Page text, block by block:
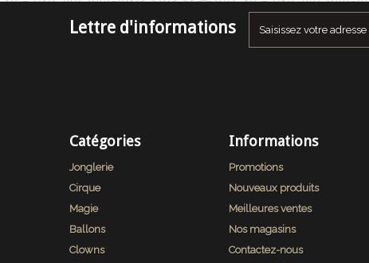
Lettre d'informations
Catégories
Jonglerie
Cirque
Magie
Ballons
Clowns
Informations
Promotions
Nouveaux produits
Meilleures ventes
Nos magasins
Contactez-nous